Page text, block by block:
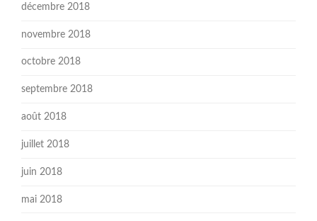
décembre 2018
novembre 2018
octobre 2018
septembre 2018
août 2018
juillet 2018
juin 2018
mai 2018